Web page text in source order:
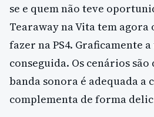
se e quem não teve
Tearaway na Vita tem
fazer na PS4. Graficamente
conseguida. Os cenários
banda sonora é adequada a
complementa de forma